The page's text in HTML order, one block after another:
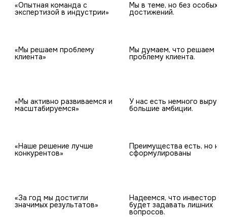
«Опытная команда с
экспертизой в индустрии»
Мы в теме, но без особых
достижений.
«Мы решаем проблему
клиента»
Мы думаем, что решаем
проблему клиента.
«Мы активно развиваемся и
масштабируемся»
У нас есть немного
большие амбиции.
«Наше решение лучше
конкурентов»
Преимущества есть, но не
сформулированы
«За год мы достигли
значимых результатов»
Надеемся, что инвестор не
будет задавать лишних
вопросов.